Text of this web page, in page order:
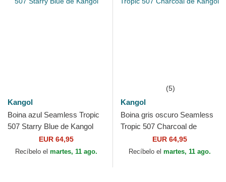
Kangol
Boina azul Seamless Tropic
507 Starry Blue de Kangol
EUR 64,95
Recíbelo el martes, 11 ago.
(5)
Kangol
Boina gris oscuro Seamless
Tropic 507 Charcoal de
EUR 64,95
Recíbelo el martes, 11 ago.